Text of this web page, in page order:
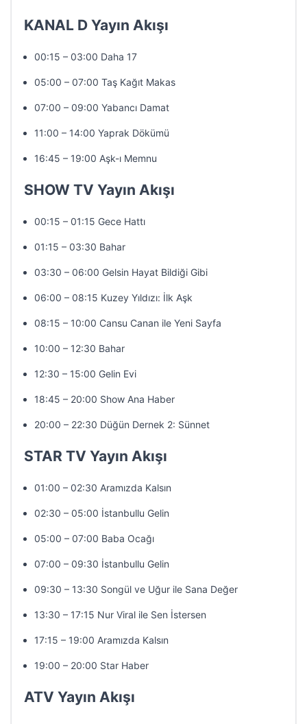
KANAL D Yayın Akışı
00:15 – 03:00 Daha 17
05:00 – 07:00 Taş Kağıt Makas
07:00 – 09:00 Yabancı Damat
11:00 – 14:00 Yaprak Dökümü
16:45 – 19:00 Aşk-ı Memnu
SHOW TV Yayın Akışı
00:15 – 01:15 Gece Hattı
01:15 – 03:30 Bahar
03:30 – 06:00 Gelsin Hayat Bildiği Gibi
06:00 – 08:15 Kuzey Yıldızı: İlk Aşk
08:15 – 10:00 Cansu Canan ile Yeni Sayfa
10:00 – 12:30 Bahar
12:30 – 15:00 Gelin Evi
18:45 – 20:00 Show Ana Haber
20:00 – 22:30 Düğün Dernek 2: Sünnet
STAR TV Yayın Akışı
01:00 – 02:30 Aramızda Kalsın
02:30 – 05:00 İstanbullu Gelin
05:00 – 07:00 Baba Ocağı
07:00 – 09:30 İstanbullu Gelin
09:30 – 13:30 Songül ve Uğur ile Sana Değer
13:30 – 17:15 Nur Viral ile Sen İstersen
17:15 – 19:00 Aramızda Kalsın
19:00 – 20:00 Star Haber
ATV Yayın Akışı